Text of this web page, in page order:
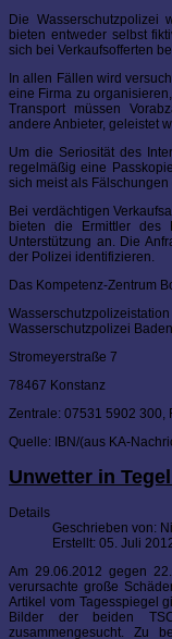
Die Wasserschutzpolizei
bieten entweder selbst
sich bei Verkaufsofferten
In allen Fällen wird
eine Firma zu
Transport müssen
andere Anbieter, geleistet
Um die Seriosität des
regelmäßig eine
sich meist als
Bei verdächtigen
bieten die Ermittler des
Unterstützung an. Die
der Polizei identifizieren.
Das Kompetenz-Zentrum
Wasserschutzpolizei
Stromeyerstraße 7
78467 Konstanz
Zentrale: 07531 5902 300,
Quelle: IBN/(aus KA-
Unwetter in
Details
Geschrieben von:
Erstellt: 05. Juli
Am 29.06.2012 gegen
verursachte große
Artikel vom Tagesspiegel
Bilder der beiden
zusammengesucht. Zu